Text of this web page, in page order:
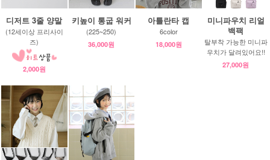
디저트 3줄 양말
(12세이상 프리사이
즈)
2,000원
키높이 통굽 워커
(225~250)
36,000원
아틀란타 캡
6color
18,000원
미니파우치 리얼
백팩
탈부착 가능한 미니파
우치가 달려있어요!!
27,000원